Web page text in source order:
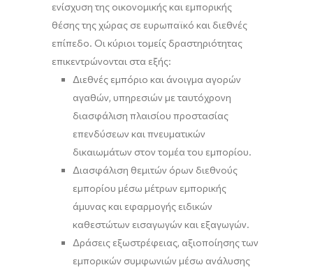
ενίσχυση της οικονομικής και εμπορικής
θέσης της χώρας σε ευρωπαϊκό και διεθνές
επίπεδο. Οι κύριοι τομείς δραστηριότητας
επικεντρώνονται στα εξής:
Διεθνές εμπόριο και άνοιγμα αγορών
αγαθών, υπηρεσιών με ταυτόχρονη
διασφάλιση πλαισίου προστασίας
επενδύσεων και πνευματικών
δικαιωμάτων στον τομέα του εμπορίου.
Διασφάλιση θεμιτών όρων διεθνούς
εμπορίου μέσω μέτρων εμπορικής
άμυνας και εφαρμογής ειδικών
καθεστώτων εισαγωγών και εξαγωγών.
Δράσεις εξωστρέφειας, αξιοποίησης των
εμπορικών συμφωνιών μέσω ανάλυσης